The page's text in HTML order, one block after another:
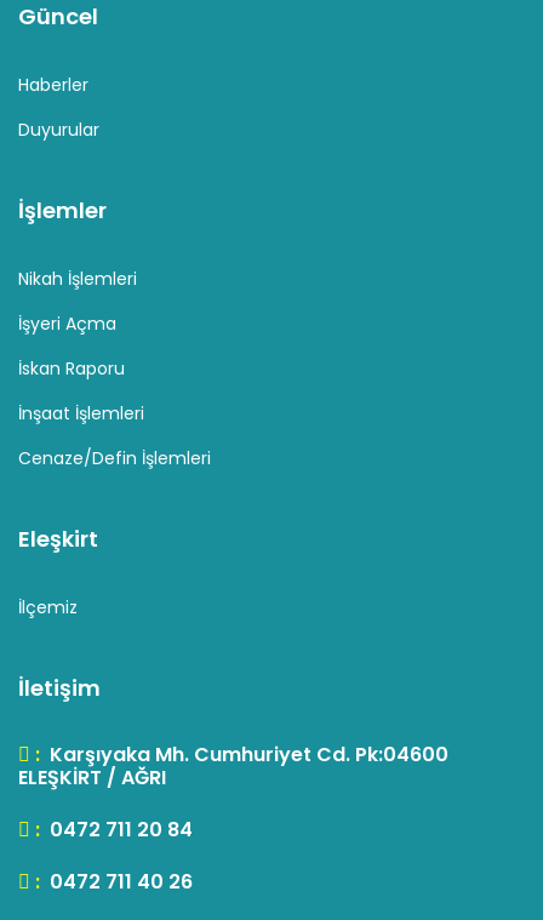
Güncel
Haberler
Duyurular
İşlemler
Nikah İşlemleri
İşyeri Açma
İskan Raporu
İnşaat İşlemleri
Cenaze/Defin İşlemleri
Eleşkirt
İlçemiz
İletişim
: Karşıyaka Mh. Cumhuriyet Cd. Pk:04600
ELEŞKİRT / AĞRI
: 0472 711 20 84
: 0472 711 40 26